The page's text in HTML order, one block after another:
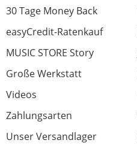
30 Tage Money Back
easyCredit-Ratenkauf
MUSIC STORE Story
Große Werkstatt
Videos
Zahlungsarten
Unser Versandlager